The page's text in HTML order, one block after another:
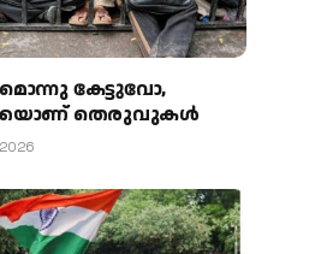
കേട്ടുവോ,
തെരുവുകള്‍